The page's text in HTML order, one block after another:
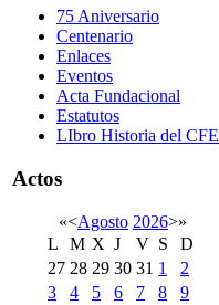
75 Aniversario
Centenario
Enlaces
Eventos
Acta Fundacional
Estatutos
LIbro Historia del CFE
Actos
«<Agosto 2026>»
L
M X J V S
D
27 28 29 30 31 1
2
3
4 5 6 7 8
9